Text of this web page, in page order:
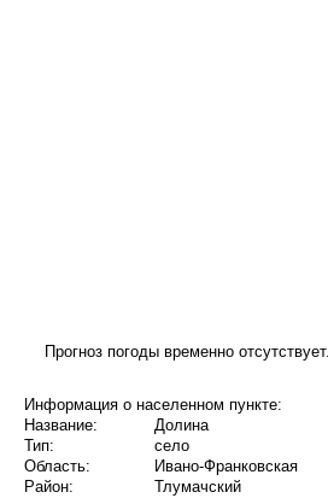
Прогноз погоды временно отсутствует.
Информация о населенном пункте:
Название:
Долина
Тип:
село
Область:
Ивано-Франковская
Район:
Тлумачский